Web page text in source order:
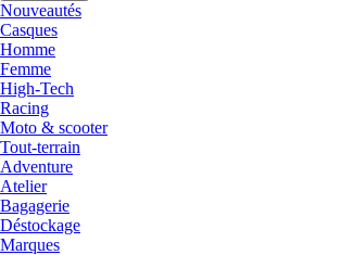
Nouveautés
Casques
Homme
Femme
High-Tech
Racing
Moto & scooter
Tout-terrain
Adventure
Atelier
Bagagerie
Déstockage
Marques